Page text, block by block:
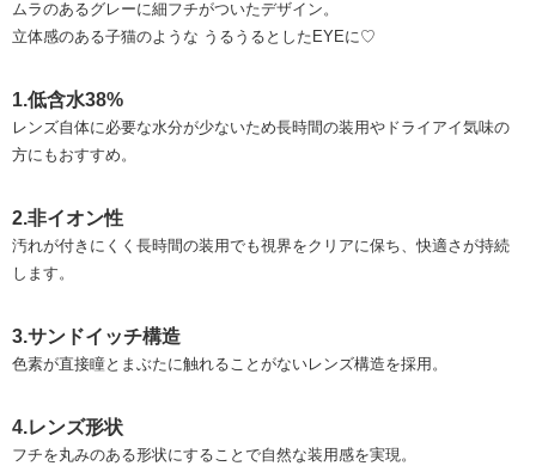
ムラのあるグレーに細フチがついたデザイン。
立体感のある子猫のような うるうるとしたEYEに♡
1.低含水38%
レンズ自体に必要な水分が少ないため長時間の装用やドライアイ気味の
方にもおすすめ。
2.非イオン性
汚れが付きにくく長時間の装用でも視界をクリアに保ち、快適さが持続
します。
3.サンドイッチ構造
色素が直接瞳とまぶたに触れることがないレンズ構造を採用。
4.レンズ形状
フチを丸みのある形状にすることで自然な装用感を実現。